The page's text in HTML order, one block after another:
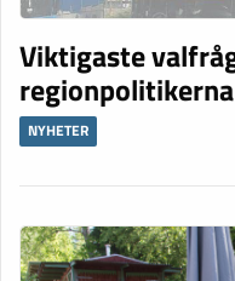
Viktigaste
NYHETER